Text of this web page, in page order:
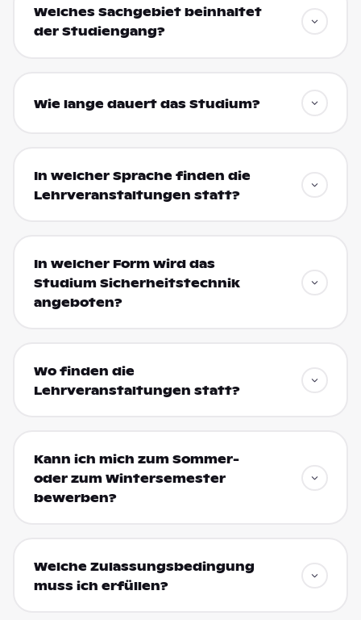
Welches Sachgebiet beinhaltet
der Studiengang?
Wie lange dauert das Studium?
In welcher Sprache finden die
Lehrveranstaltungen statt?
In welcher Form wird das
Studium Sicherheitstechnik
angeboten?
Wo finden die
Lehrveranstaltungen statt?
Kann ich mich zum Sommer-
oder zum Wintersemester
bewerben?
Welche Zulassungsbedingung
muss ich erfüllen?